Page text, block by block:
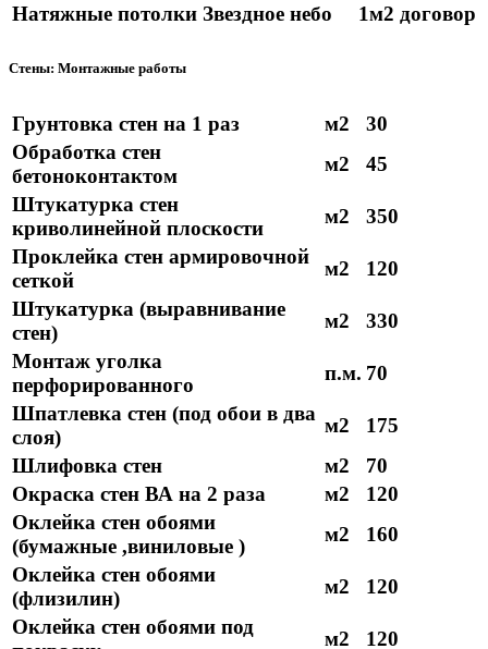
Натяжные потолки Звездное небо
1м2 договор
Стены: Монтажные работы
Грунтовка стен на 1 раз м2
30
Обработка стен
бетоноконтактом
м2
45
Штукатурка стен
криволинейной плоскости
м2
350
Проклейка стен армировочной
сеткой
м2
120
Штукатурка (выравнивание
стен)
м2
330
Монтаж уголка
перфорированного
п.м. 70
Шпатлевка стен (под обои в два
слоя)
м2
175
Шлифовка стен
м2
70
Окраска стен ВА на 2 раза
м2
120
Оклейка стен обоями
(бумажные ,виниловые )
м2
160
Оклейка стен обоями
(флизилин)
м2
120
Оклейка стен обоями под
м2 120